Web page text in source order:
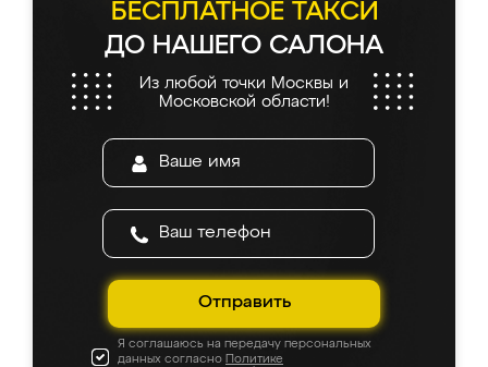
БЕСПЛАТНОЕ ТАКСИ
ДО НАШЕГО САЛОНА
Из любой точки Москвы и
Московской области!
Отправить
Я соглашаюсь на передачу персональных
данных согласно Политике